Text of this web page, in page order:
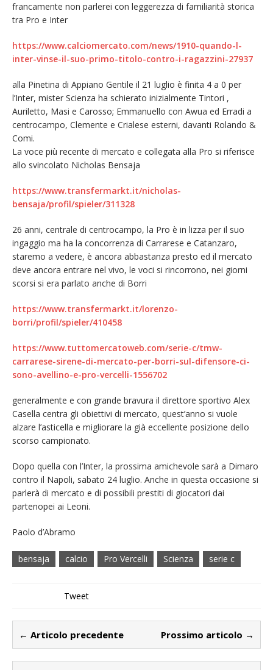
francamente non parlerei con leggerezza di familiarità storica
tra Pro e Inter
https://www.calciomercato.com/news/1910-quando-l-
inter-vinse-il-suo-primo-titolo-contro-i-ragazzini-27937
alla Pinetina di Appiano Gentile il 21 luglio è finita 4 a 0 per
l’Inter, mister Scienza ha schierato inizialmente Tintori ,
Auriletto, Masi e Carosso; Emmanuello con Awua ed Erradi a
centrocampo, Clemente e Crialese esterni, davanti Rolando &
Comi.
La voce più recente di mercato e collegata alla Pro si riferisce
allo svincolato Nicholas Bensaja
https://www.transfermarkt.it/nicholas-
bensaja/profil/spieler/311328
26 anni, centrale di centrocampo, la Pro è in lizza per il suo
ingaggio ma ha la concorrenza di Carrarese e Catanzaro,
staremo a vedere, è ancora abbastanza presto ed il mercato
deve ancora entrare nel vivo, le voci si rincorrono, nei giorni
scorsi si era parlato anche di Borri
https://www.transfermarkt.it/lorenzo-
borri/profil/spieler/410458
https://www.tuttomercatoweb.com/serie-c/tmw-
carrarese-sirene-di-mercato-per-borri-sul-difensore-ci-
sono-avellino-e-pro-vercelli-1556702
generalmente e con grande bravura il direttore sportivo Alex
Casella centra gli obiettivi di mercato, quest’anno si vuole
alzare l’asticella e migliorare la già eccellente posizione dello
scorso campionato.
Dopo quella con l’Inter, la prossima amichevole sarà a Dimaro
contro il Napoli, sabato 24 luglio. Anche in questa occasione si
parlerà di mercato e di possibili prestiti di giocatori dai
partenopei ai Leoni.
Paolo d’Abramo
bensaja calcio Pro Vercelli Scienza serie c
Tweet
← Articolo precedente Prossimo articolo →